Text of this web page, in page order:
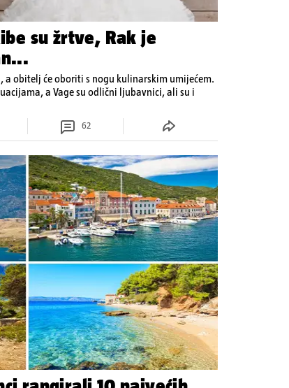
su žrtve, Rak je
a obitelj će oboriti s nogu kulinarskim umijećem.
a Vage su odlični ljubavnici, ali su i
62